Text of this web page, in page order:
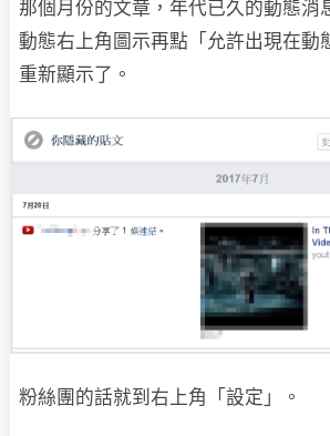
那個月份的文章，年代已久的動態消
動態右上角圖示再點「允許出現在動
重新顯示了。
粉絲團的話就到右上角「設定」。